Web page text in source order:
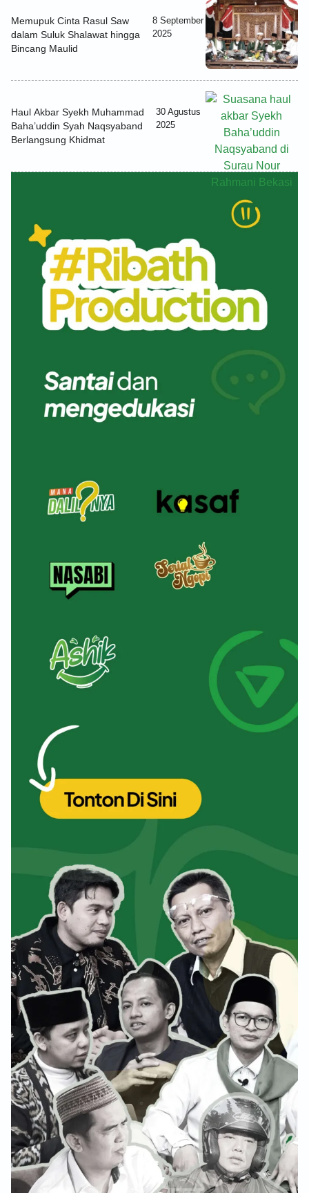
Memupuk Cinta Rasul Saw
dalam Suluk Shalawat hingga
Bincang Maulid
8 September
2025
Haul Akbar Syekh Muhammad
Baha’uddin Syah Naqsyaband
Berlangsung Khidmat
30 Agustus
2025